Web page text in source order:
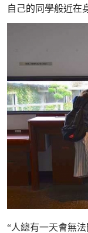
自己的同學般近在
“人總有一天會無